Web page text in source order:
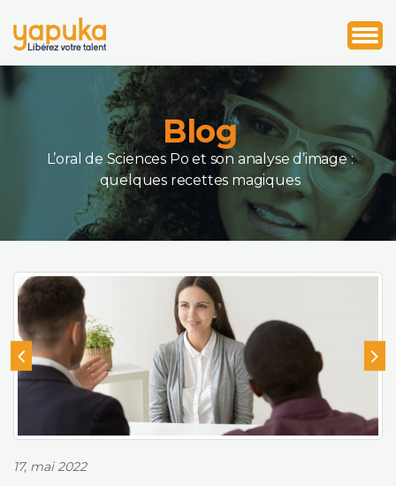
1
2
3
Blog
L’oral de Sciences Po et son analyse d’image :
quelques recettes magiques
17, mai 2022